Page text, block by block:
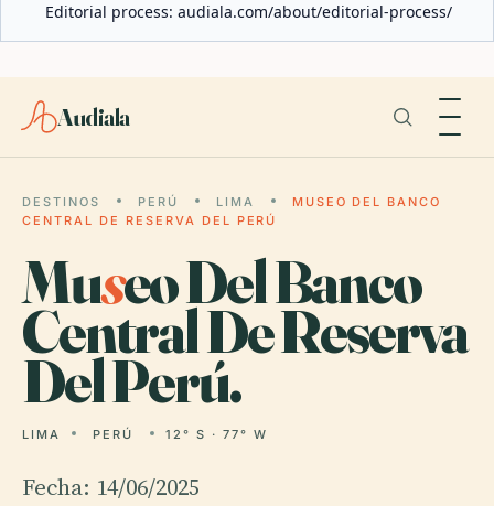
Editorial process: audiala.com/about/editorial-process/
Audiala
DESTINOS PERÚ LIMA
MUSEO DEL BANCO
CENTRAL DE RESERVA DEL PERÚ
Museo Del Banco
Central De Reserva
Del Perú.
LIMA PERÚ 12° S · 77° W
Fecha: 14/06/2025